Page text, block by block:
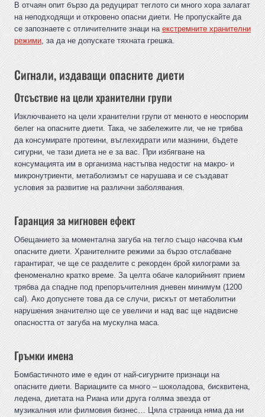
В отчаян опит бързо да редуцират теглото си много хора залагат
на неподходящи и откровено опасни диети. Не пропускайте да
се запознаете с отличителните знаци наекстремните хранителни
режими, за да не допускате тяхната грешка.
Сигнали, издаващи опасните диети
Отсъствие на цели хранителни групи
Изключването на цели хранителни групи от менюто е неоспорим
белег на опасните диети. Така, че забележите ли, че не трябва
да консумирате протеини, въглехидрати или мазнини, бъдете
сигурни, че тази диета не е за вас. При избягване на
консумацията им в организма настъпва недостиг на макро- и
микронутриенти, метаболизмът се нарушава и се създават
условия за развитие на различни заболявания.
Гаранция за мигновен ефект
Обещанието за моментална загуба на тегло също насочва към
опасните диети. Хранителните режими за бързо отслабване
гарантират, че ще се разделите с рекорден брой килограми за
феноменално кратко време. За целта обаче калорийният прием
трябва да спадне под препоръчителния дневен минимум (1200
cal). Ако допуснете това да се случи, рискът от метаболитни
нарушения значително ще се увеличи и над вас ще надвисне
опасността от загуба на мускулна маса.
Гръмки имена
Бомбастичното име е един от най-сигурните признаци на
опасните диети. Вариациите са много – шоколадова, бисквитена,
ледена, диетата на Риана или друга голяма звезда от
музикалния или филмовия бизнес… Цяла страница няма да ни